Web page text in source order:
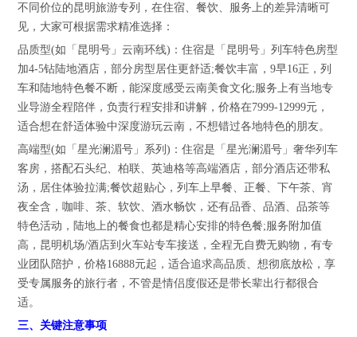
不同价位的昆明旅游专列，在住宿、餐饮、服务上的差异清晰可
见，大家可根据需求精准选择：
品质型(如「昆明号」云南环线)：住宿是「昆明号」列车特色房型
加4-5钻陆地酒店，部分房型居住更舒适;餐饮丰富，9早16正，列
车和陆地特色餐不断，能深度感受云南美食文化;服务上有当地专
业导游全程陪伴，负责行程安排和讲解，价格在7999-12999元，
适合想在舒适体验中深度游玩云南，不想错过各地特色的朋友。
高端型(如「星光澜湄号」系列)：住宿是「星光澜湄号」奢华列车
客房，搭配石头纪、柏联、英迪格等高端酒店，部分酒店还带私
汤，居住体验拉满;餐饮超贴心，列车上早餐、正餐、下午茶、宵
夜全含，咖啡、茶、软饮、酒水畅饮，还有品香、品酒、品茶等
特色活动，陆地上的餐食也都是精心安排的特色餐;服务附加值
高，昆明机场/酒店到火车站专车接送，全程无自费无购物，有专
业团队陪护，价格16888元起，适合追求高品质、想彻底放松，享
受专属服务的旅行者，不管是情侣度假还是带长辈出行都很合
适。
三、关键注意事项